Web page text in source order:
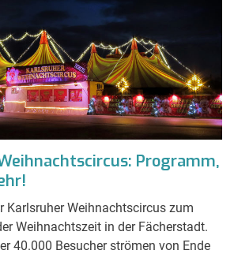
Programm,
Karlsruher Weihnachtscircus zum
Weihnachtszeit in der Fächerstadt.
40.000 Besucher strömen von Ende